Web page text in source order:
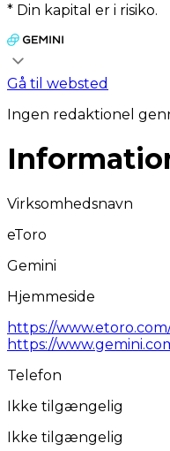
* Din kapital er i risiko.
Gå til websted
Ingen redaktionel
Virksomhedsnavn
eToro
Gemini
Hjemmeside
https://
https://
Telefon
Ikke tilgængelig
Ikke tilgængelig